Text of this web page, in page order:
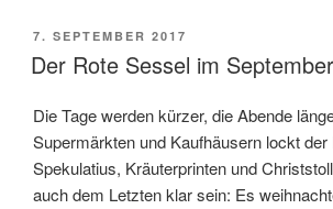
VERÖFFENTLICHT
AM
7. SEPTEMBER 2017
Der Rote Sessel im September
Die Tage werden kürzer, die Abende
Supermärkten und Kaufhäusern lockt der
Spekulatius, Kräuterprinten und
auch dem Letzten klar sein: Es